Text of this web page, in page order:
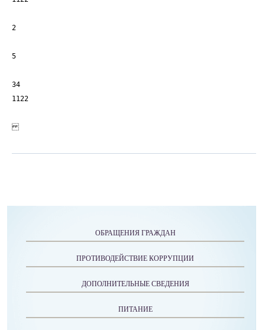
ОБРАЩЕНИЯ ГРАЖДАН
ПРОТИВОДЕЙСТВИЕ КОРРУПЦИИ
ДОПОЛНИТЕЛЬНЫЕ СВЕДЕНИЯ
ПИТАНИЕ